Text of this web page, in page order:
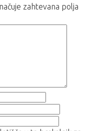
zahtevana polja